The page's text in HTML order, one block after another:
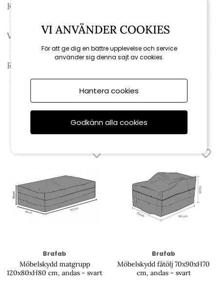
Kontakta oss
Varumärke: Brafab
Recensioner
Relaterade produkter
Brafab
Möbelskydd matgrupp
120x80xH80 cm, andas - svart
Brafab
Möbelskydd fåtölj 70x90xH70
cm, andas - svart
VI ANVÄNDER COOKIES
För att ge dig en bättre upplevelse och service
använder sig denna sajt av cookies.
Hantera cookies
Godkänn alla cookies